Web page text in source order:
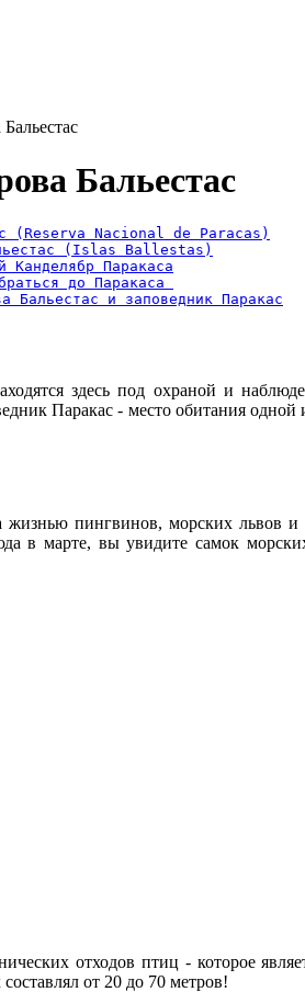
Бальестас
(Reserva Nacional de Paracas)
(Islas Ballestas)
Канделябр Паракаса
до Паракаса
Бальестас и заповедник Паракас
здесь под охраной и
Паракас - место обитания
жизнью пингвинов, морских
в марте, вы увидите самок
отходов птиц - которое
от 20 до 70 метров!